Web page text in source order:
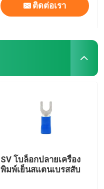
ติดต่อเรา
SV โบล็อกปลายเครื่อง
พิมพ์เย็นสแตนเบรสสับ